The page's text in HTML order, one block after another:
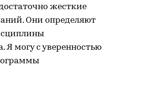
жесткие
Они определяют
Я могу с уверенностью